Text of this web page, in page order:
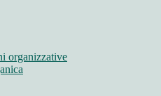
organizzative